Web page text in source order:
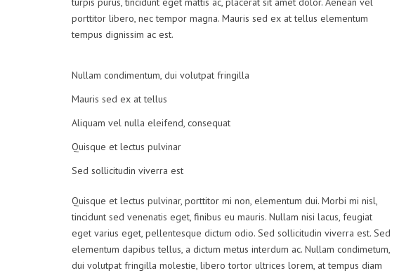
porttitor libero, nec tempor magna. Mauris sed ex at tellus elementum
tempus dignissim ac est.
Nullam condimentum, dui volutpat fringilla
Mauris sed ex at tellus
Aliquam vel nulla eleifend, consequat
Quisque et lectus pulvinar
Sed sollicitudin viverra est
Quisque et lectus pulvinar, porttitor mi non, elementum dui. Morbi mi nisl,
tincidunt sed venenatis eget, finibus eu mauris. Nullam nisi lacus, feugiat
eget varius eget, pellentesque dictum odio. Sed sollicitudin viverra est. Sed
elementum dapibus tellus, a dictum metus interdum ac. Nullam condimetum,
dui volutpat fringilla molestie, libero tortor ultrices lorem, at tempus diam